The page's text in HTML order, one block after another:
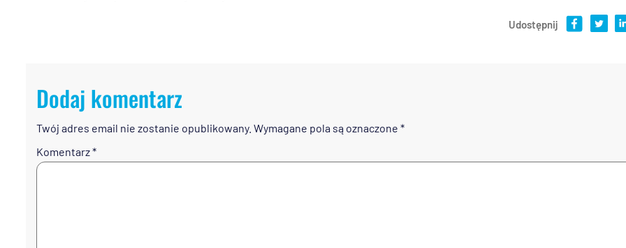
Udostępnij
Dodaj komentarz
Twój adres email nie zostanie opublikowany. Wymagane pola są oznaczone *
Komentarz*